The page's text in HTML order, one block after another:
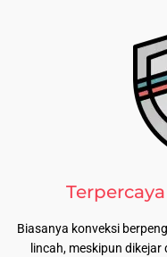
Biasanya konveksi
lincah, meskipun